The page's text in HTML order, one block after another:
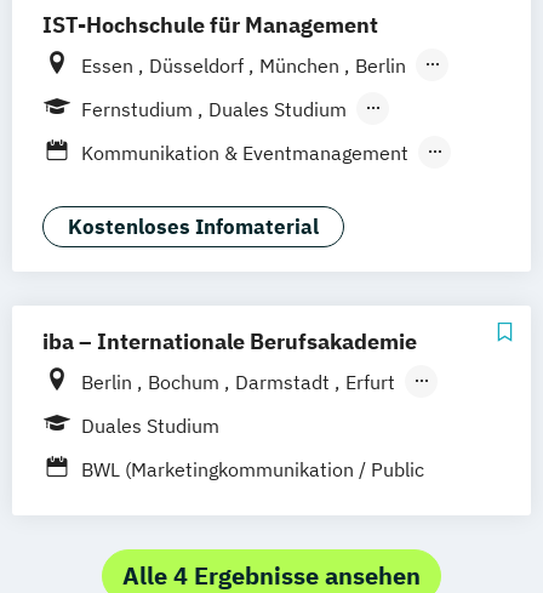
IST-Hochschule für Management
Essen Düsseldorf München
Berlin
Hamburg
Weil am Rhein
Innsbruck Linz
Fernstudium
Duales Studium
Fernlehrgang
Kommunikation & Eventmanagement
Kommunikation & Medienmanagement
(Duales Studium)
Studium)
Medienökonom (FH)
Public Relations Hochschulzertifikat
Werbe- und Medienpsychologie
Kostenloses Infomaterial
iba – Internationale Berufsakademie
Berlin Bochum Darmstadt
Erfurt
Hamburg
Heidelberg
Online-Campus
Duales Studium
BWL (Marketingkommunikation / Public
Alle 4 Ergebnisse ansehen